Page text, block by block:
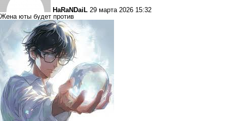
HaRaNDaiL 29 марта 2026 15:32
Жена юты будет против